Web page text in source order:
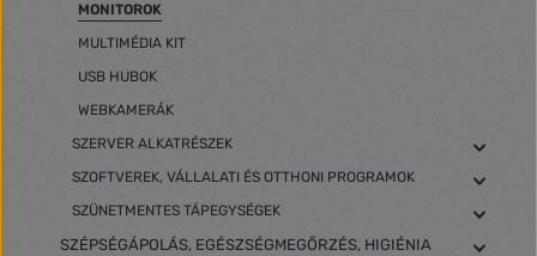
MONITOROK
MULTIMÉDIA KIT
USB HUBOK
WEBKAMERÁK
SZERVER ALKATRÉSZEK
SZOFTVEREK, VÁLLALATI ÉS OTTHONI PROGRAMOK
SZÜNETMENTES TÁPEGYSÉGEK
SZÉPSÉGÁPOLÁS, EGÉSZSÉGMEGŐRZÉS, HIGIÉNIA